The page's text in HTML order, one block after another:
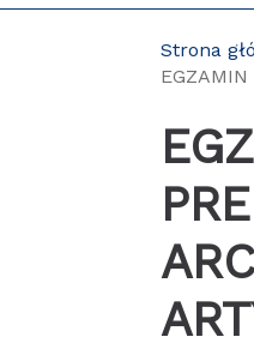
Strona
EGZAMIN
EGZAMIN WSTĘPNY Z